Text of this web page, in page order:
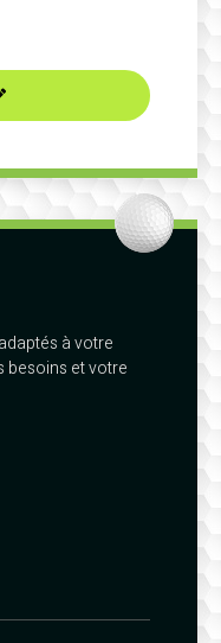
à votre
besoins et votre